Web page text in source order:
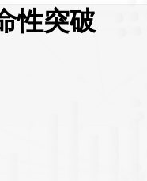
性突破